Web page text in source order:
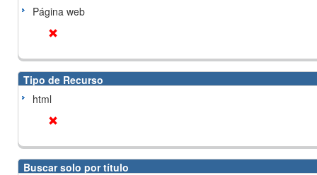
Página web
Tipo de Recurso
html
Buscar solo por título